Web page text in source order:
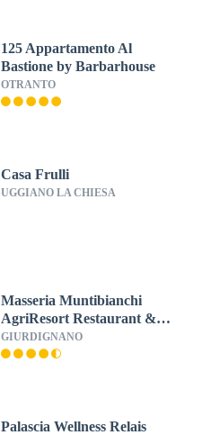
125 Appartamento Al
Bastione by Barbarhouse
OTRANTO
Casa Frulli
UGGIANO LA CHIESA
Masseria Muntibianchi
AgriResort Restaurant &
SPA
GIURDIGNANO
Palascia Wellness Relais